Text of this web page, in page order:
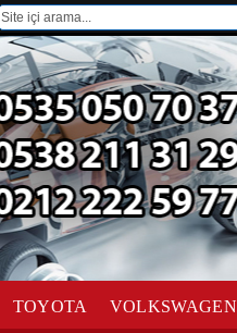
TOYOTA VOLKSWAGEN